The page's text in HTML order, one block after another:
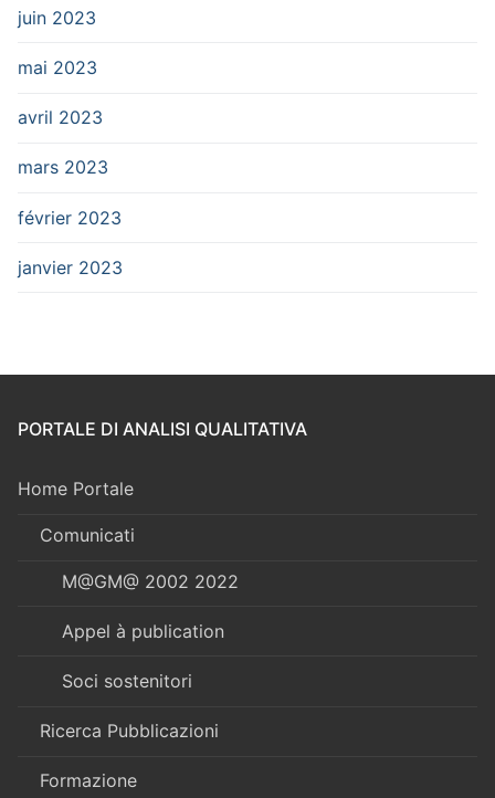
juin 2023
mai 2023
avril 2023
mars 2023
février 2023
janvier 2023
PORTALE DI ANALISI QUALITATIVA
Home Portale
Comunicati
M@GM@ 2002 2022
Appel à publication
Soci sostenitori
Ricerca Pubblicazioni
Formazione